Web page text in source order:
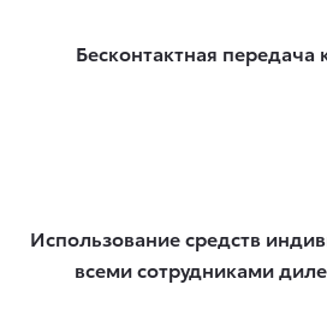
Бесконтактная передача
Использование средств
всеми сотрудниками